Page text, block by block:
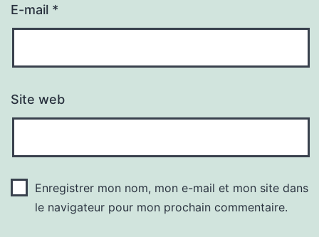
E-mail *
Site web
Enregistrer mon nom, mon e-mail et mon site dans
le navigateur pour mon prochain commentaire.